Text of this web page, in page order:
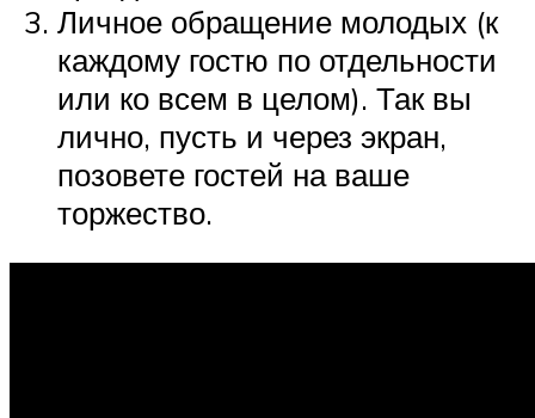
Личное обращение молодых (к
каждому гостю по отдельности
или ко всем в целом). Так вы
лично, пусть и через экран,
позовете гостей на ваше
торжество.